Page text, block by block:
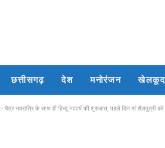
छत्तीसगढ़ देश मनोरंजन खेलकूद
नवरात्रि के साथ ही हिन्दू नववर्ष की शुरुआत, पहले दिन मां शैलपुत्री